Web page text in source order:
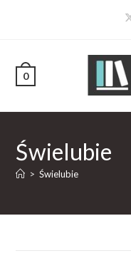
0
Świelubie
> Świelubie